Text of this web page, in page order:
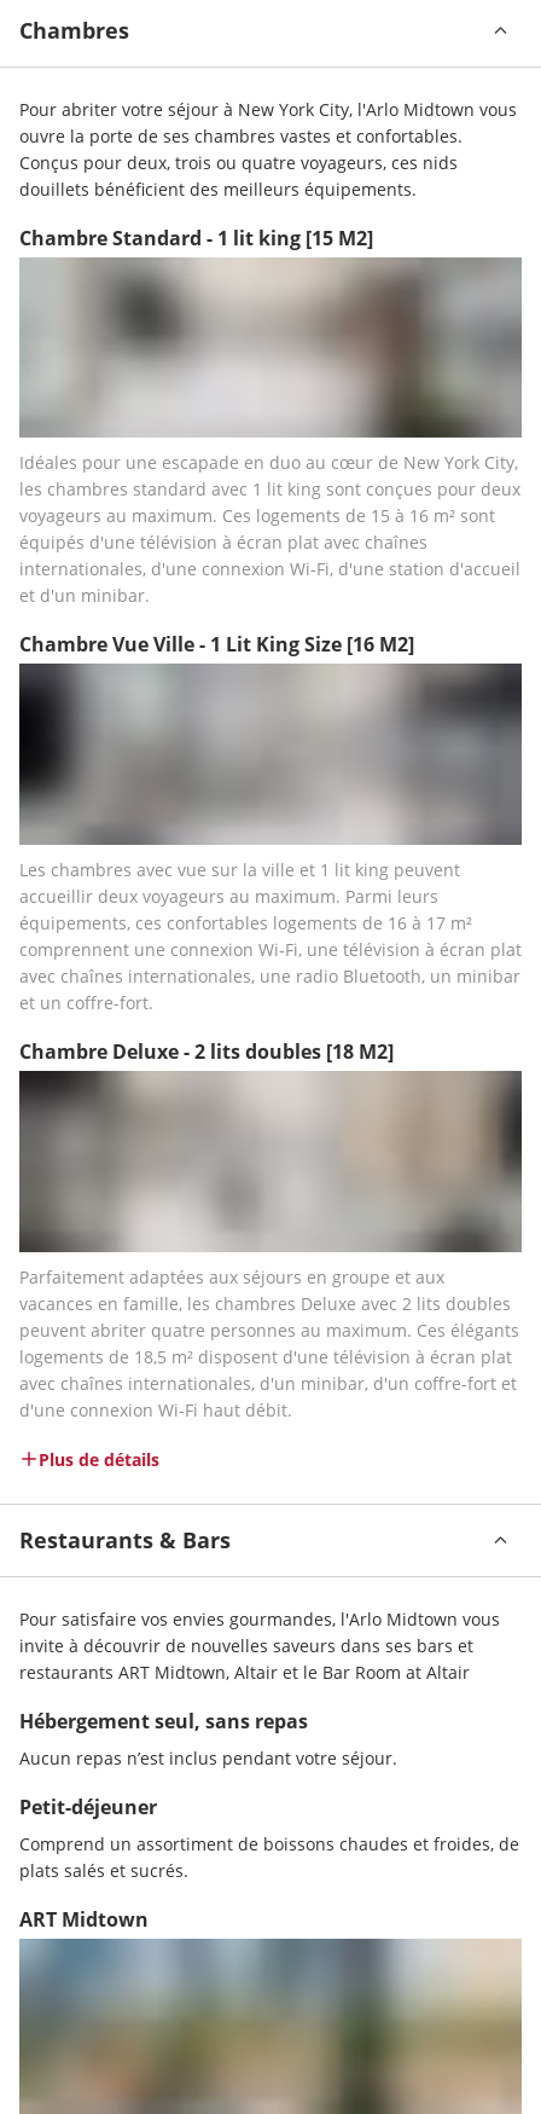
Chambres
Pour abriter votre séjour à New York City, l'Arlo Midtown vous
ouvre la porte de ses chambres vastes et confortables.
Conçus pour deux, trois ou quatre voyageurs, ces nids
douillets bénéficient des meilleurs équipements.
Chambre Standard - 1 lit king [15 M2]
Idéales pour une escapade en duo au cœur de New York City,
les chambres standard avec 1 lit king sont conçues pour deux
voyageurs au maximum. Ces logements de 15 à 16 m² sont
équipés d'une télévision à écran plat avec chaînes
internationales, d'une connexion Wi-Fi, d'une station d'accueil
et d'un minibar.
Chambre Vue Ville - 1 Lit King Size [16 M2]
Les chambres avec vue sur la ville et 1 lit king peuvent
accueillir deux voyageurs au maximum. Parmi leurs
équipements, ces confortables logements de 16 à 17 m²
comprennent une connexion Wi-Fi, une télévision à écran plat
avec chaînes internationales, une radio Bluetooth, un minibar
et un coffre-fort.
Chambre Deluxe - 2 lits doubles [18 M2]
Parfaitement adaptées aux séjours en groupe et aux
vacances en famille, les chambres Deluxe avec 2 lits doubles
peuvent abriter quatre personnes au maximum. Ces élégants
logements de 18,5 m² disposent d'une télévision à écran plat
avec chaînes internationales, d'un minibar, d'un coffre-fort et
d'une connexion Wi-Fi haut débit.
Plus de détails
Restaurants & Bars
Pour satisfaire vos envies gourmandes, l'Arlo Midtown vous
invite à découvrir de nouvelles saveurs dans ses bars et
restaurants ART Midtown, Altair et le Bar Room at Altair
Hébergement seul, sans repas
Aucun repas n’est inclus pendant votre séjour.
Petit-déjeuner
Comprend un assortiment de boissons chaudes et froides, de
plats salés et sucrés.
ART Midtown